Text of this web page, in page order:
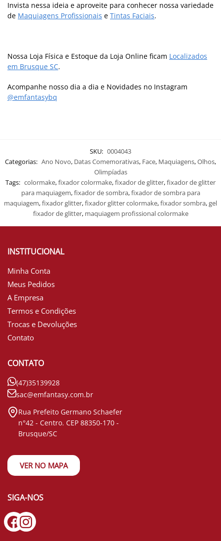
Invista nessa ideia e aproveite para conhecer nossa variedade
de Maquiagens Profissionais e Tintas Faciais.
Nossa Loja Física e Estoque da Loja Online ficam Localizados
em Brusque SC.
Acompanhe nosso dia a dia e Novidades no Instagram
@emfantasybq
SKU: 0004043
Categorias: Ano Novo, Datas Comemorativas, Face, Maquiagens,Olhos,
Olimpíadas
Tags: colormake,fixador colormake,fixador de glitter,fixador de glitter
para maquiagem,fixador de sombra,fixador de sombra para
maquiagem,fixador glitter,fixador glitter colormake,fixador sombra,gel
fixador de glitter, maquiagem profissional colormake
INSTITUCIONAL
Minha Conta
Meus Pedidos
A Empresa
Termos e Condições
Trocas e Devoluções
Contato
CONTATO
(47)35139928
sac@emfantasy.com.br
Rua Prefeito Germano Schaefer
n°42 - Centro. CEP 88350-170 -
Brusque/SC
VER NO MAPA
SIGA-NOS